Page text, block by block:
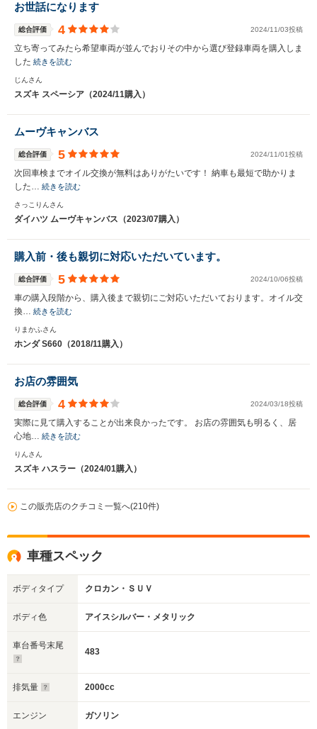
お世話になります
総合評価 4 2024/11/03投稿
立ち寄ってみたら希望車両が並んでおりその中から選び登録車両を購入しま
した 続きを読む
じんさん
スズキ スペーシア（2024/11購入）
ムーヴキャンバス
総合評価 5 2024/11/01投稿
次回車検までオイル交換が無料はありがたいです！ 納車も最短で助かりま
した… 続きを読む
さっこりんさん
ダイハツ ムーヴキャンバス（2023/07購入）
購入前・後も親切に対応いただいています。
総合評価 5 2024/10/06投稿
車の購入段階から、購入後まで親切にご対応いただいております。オイル交
換… 続きを読む
りまかふさん
ホンダ S660（2018/11購入）
お店の雰囲気
総合評価 4 2024/03/18投稿
実際に見て購入することが出来良かったです。 お店の雰囲気も明るく、居
心地… 続きを読む
りんさん
スズキ ハスラー（2024/01購入）
この販売店のクチコミ一覧へ(210件)
車種スペック
ボディタイプ クロカン・ＳＵＶ
ボディ色 アイスシルバー・メタリック
車台番号末尾
483
排気量 2000cc
エンジン ガソリン